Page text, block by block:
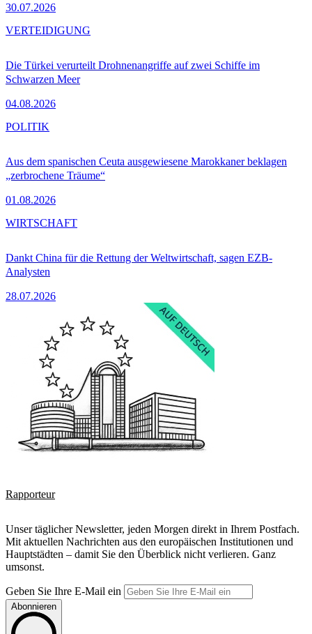
30.07.2026
Die Türkei verurteilt Drohnenangriffe auf zwei Schiffe im
Schwarzen Meer
04.08.2026
VERTEIDIGUNG
Aus dem spanischen Ceuta ausgewiesene Marokkaner beklagen
„zerbrochene Träume“
01.08.2026
POLITIK
Dankt China für die Rettung der Weltwirtschaft, sagen EZB-
Analysten
28.07.2026
WIRTSCHAFT
Rapporteur
Unser täglicher Newsletter, jeden Morgen direkt in Ihrem Postfach.
Mit aktuellen Nachrichten aus den europäischen Institutionen und
Hauptstädten – damit Sie den Überblick nicht verlieren. Ganz
umsonst.
Geben Sie Ihre E-Mail ein
Abonnieren